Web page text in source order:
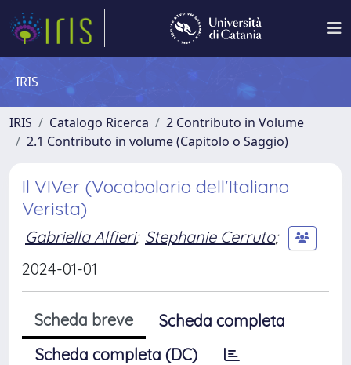
IRIS
IRIS Catalogo Ricerca
2 Contributo in Volume
2.1 Contributo in volume (Capitolo o Saggio)
Il VIVer (Vocabolario dell'Italiano
Verista)
Gabriella Alfieri; Stephanie Cerruto;
2024-01-01
Scheda breve
Scheda completa
Scheda completa (DC)